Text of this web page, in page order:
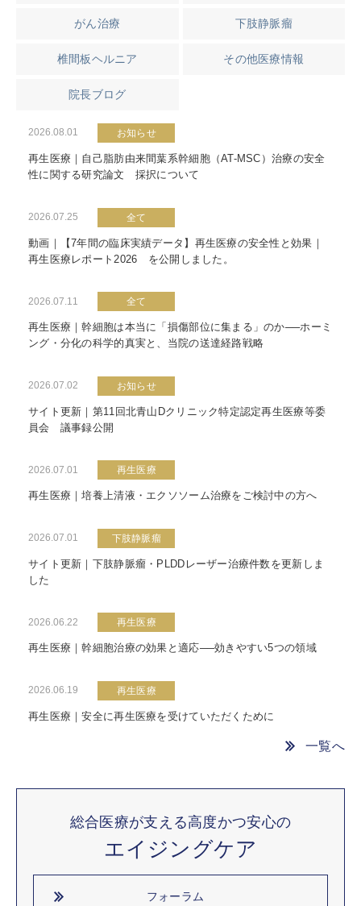
がん治療 下肢静脈瘤
椎間板ヘルニア その他医療情報
院長ブログ
2026.08.01 お知らせ
再生医療｜自己脂肪由来間葉系幹細胞（AT-MSC）治療の安全
性に関する研究論文 採択について
2026.07.25 全て
動画｜【7年間の臨床実績データ】再生医療の安全性と効果｜
再生医療レポート2026 を公開しました。
2026.07.11 全て
再生医療｜幹細胞は本当に「損傷部位に集まる」のか──ホーミ
ング・分化の科学的真実と、当院の送達経路戦略
2026.07.02 お知らせ
サイト更新｜第11回北青山Dクリニック特定認定再生医療等委
員会 議事録公開
2026.07.01 再生医療
再生医療｜培養上清液・エクソソーム治療をご検討中の方へ
2026.07.01 下肢静脈瘤
サイト更新｜下肢静脈瘤・PLDDレーザー治療件数を更新しま
した
2026.06.22 再生医療
再生医療｜幹細胞治療の効果と適応──効きやすい5つの領域
2026.06.19 再生医療
再生医療｜安全に再生医療を受けていただくために
一覧へ
総合医療が支える高度かつ安心の
エイジングケア
フォーラム